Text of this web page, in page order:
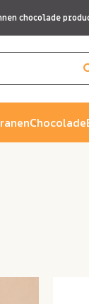
chocolade
Chocolade